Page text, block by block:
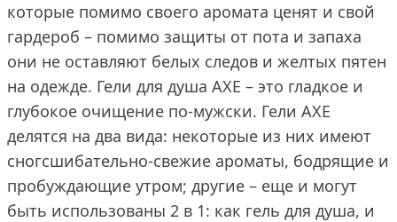
которые помимо своего аромата ценят и свой
гардероб – помимо защиты от пота и запаха
они не оставляют белых следов и желтых пятен
на одежде. Гели для душа AXE – это гладкое и
глубокое очищение по-мужски. Гели AXE
делятся на два вида: некоторые из них имеют
сногсшибательно-свежие ароматы, бодрящие и
пробуждающие утром; другие – еще и могут
быть использованы 2 в 1: как гель для душа, и